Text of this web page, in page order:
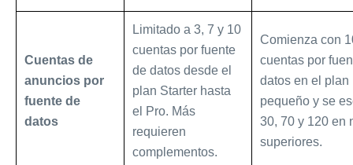
Cuentas de
anuncios por
fuente de
datos
Limitado a 3, 7 y 10
cuentas por fuente
de datos desde el
plan Starter hasta
el Pro. Más
requieren
complementos.
Comienza con
cuentas por
datos en el plan
pequeño y se
30, 70 y 120 en
superiores.